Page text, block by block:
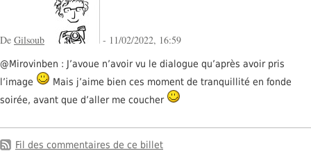
De Gilsoub - 11/02/2022, 16:59
@Mirovinben : J’avoue n’avoir vu le dialogue qu’après avoir pris
l’image
Mais j’aime bien ces moment de tranquillité en fonde
soirée, avant que d’aller me coucher
Fil des commentaires de ce billet